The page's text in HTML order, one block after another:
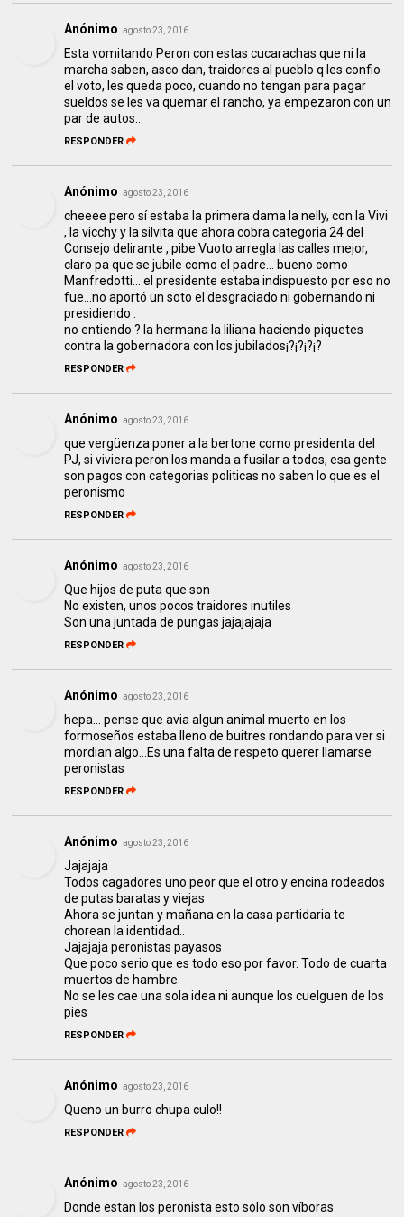
Anónimo agosto 23, 2016
Esta vomitando Peron con estas cucarachas que ni la
marcha saben, asco dan, traidores al pueblo q les confio
el voto, les queda poco, cuando no tengan para pagar
sueldos se les va quemar el rancho, ya empezaron con un
par de autos...
RESPONDER
Anónimo agosto 23, 2016
cheeee pero sí estaba la primera dama la nelly, con la Vivi
, la vicchy y la silvita que ahora cobra categoria 24 del
Consejo delirante , pibe Vuoto arregla las calles mejor,
claro pa que se jubile como el padre... bueno como
Manfredotti... el presidente estaba indispuesto por eso no
fue...no aportó un soto el desgraciado ni gobernando ni
presidiendo .
no entiendo ? la hermana la liliana haciendo piquetes
contra la gobernadora con los jubilados¡?¡?¡?¡?
RESPONDER
Anónimo agosto 23, 2016
que vergüenza poner a la bertone como presidenta del
PJ, si viviera peron los manda a fusilar a todos, esa gente
son pagos con categorias politicas no saben lo que es el
peronismo
RESPONDER
Anónimo agosto 23, 2016
Que hijos de puta que son
No existen, unos pocos traidores inutiles
Son una juntada de pungas jajajajaja
RESPONDER
Anónimo agosto 23, 2016
hepa... pense que avia algun animal muerto en los
formoseños estaba lleno de buitres rondando para ver si
mordian algo...Es una falta de respeto querer llamarse
peronistas
RESPONDER
Anónimo agosto 23, 2016
Jajajaja
Todos cagadores uno peor que el otro y encina rodeados
de putas baratas y viejas
Ahora se juntan y mañana en la casa partidaria te
chorean la identidad..
Jajajaja peronistas payasos
Que poco serio que es todo eso por favor. Todo de cuarta
muertos de hambre.
No se les cae una sola idea ni aunque los cuelguen de los
pies
RESPONDER
Anónimo agosto 23, 2016
Queno un burro chupa culo!!
RESPONDER
Anónimo agosto 23, 2016
Donde estan los peronista esto solo son víboras